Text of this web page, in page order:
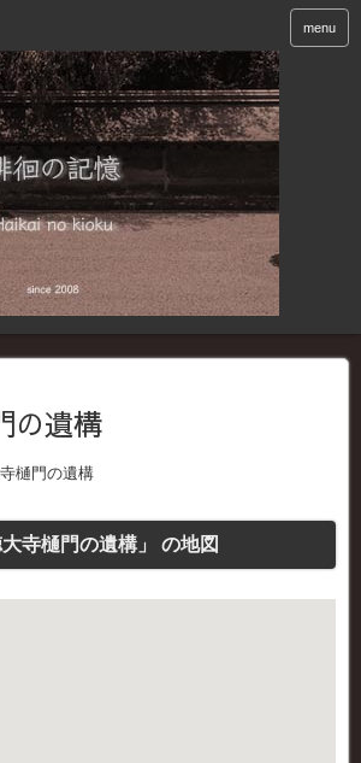
menu
の遺構
樋門の遺構
大寺樋門の遺構」 の地図